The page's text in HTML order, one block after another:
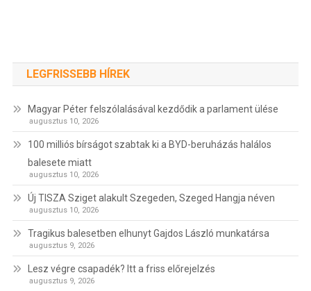
LEGFRISSEBB HÍREK
Magyar Péter felszólalásával kezdődik a parlament ülése
augusztus 10, 2026
100 milliós bírságot szabtak ki a BYD-beruházás halálos
balesete miatt
augusztus 10, 2026
Új TISZA Sziget alakult Szegeden, Szeged Hangja néven
augusztus 10, 2026
Tragikus balesetben elhunyt Gajdos László munkatársa
augusztus 9, 2026
Lesz végre csapadék? Itt a friss előrejelzés
augusztus 9, 2026